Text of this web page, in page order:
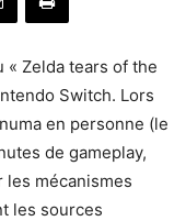
« Zelda tears of the
Switch. Lors
en personne (le
de gameplay,
les mécanismes
les sources